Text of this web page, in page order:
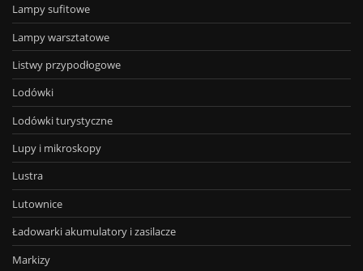
Lampy sufitowe
Lampy warsztatowe
Listwy przypodłogowe
Lodówki
Lodówki turystyczne
Lupy i mikroskopy
Lustra
Lutownice
Ładowarki akumulatory i zasilacze
Markizy